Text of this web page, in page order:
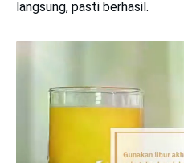
langsung, pasti berhasil.